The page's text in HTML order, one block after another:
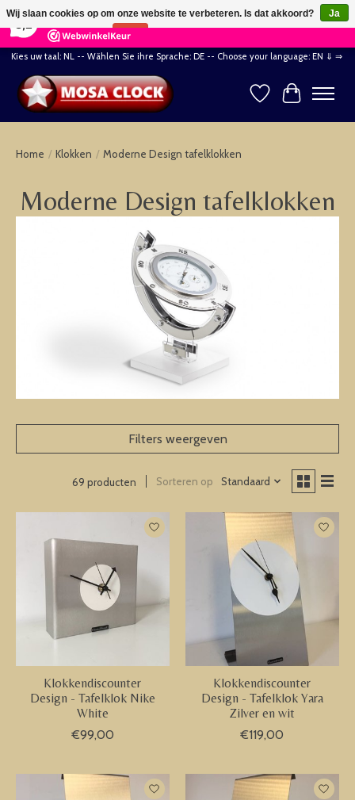
164 Reviews ×
Kies uw taal: NL -- Wählen Sie ihre Sprache: DE -- Choose your language: EN ⇓ ⇒
Verlanglijst
Home / Klokken / Moderne Design tafelklokken
Moderne Design tafelklokken
Filters weergeven
69 producten Sorteren op Standaard
Klokkendiscounter
Design - Tafelklok Nike
White
€99,00
Klokkendiscounter
Design - Tafelklok Yara
Zilver en wit
€119,00
Wij slaan cookies op om onze website te verbeteren. Is dat akkoord?
Ja
Nee